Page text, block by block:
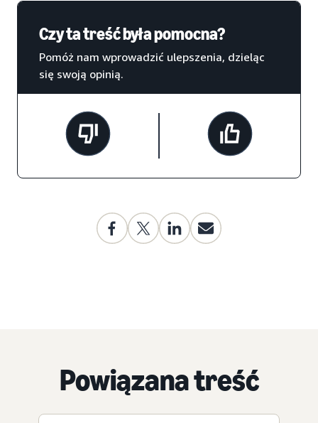
Czy ta treść była pomocna?
Pomóż nam wprowadzić ulepszenia, dzieląc
się swoją opinią.
Powiązana treść